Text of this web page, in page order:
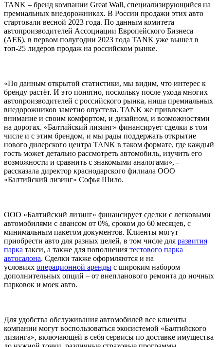
TANK – бренд компании Great Wall, специализирующийся на
премиальных внедорожниках. В России продажи этих авто
стартовали весной 2023 года. По данным комитета
автопроизводителей Ассоциации Европейского Бизнеса
(АЕБ), в первом полугодии 2023 года TANK уже вышел в
топ-25 лидеров продаж на российском рынке.
«По данным открытой статистики, мы видим, что интерес к
бренду растёт. И это понятно, поскольку после ухода многих
автопроизводителей с российского рынка, ниша премиальных
внедорожников заметно опустела. TANK же привлекает
внимание и своим комфортом, и дизайном, и возможностями
на дорогах. «Балтийский лизинг» финансирует сделки в том
числе и с этим брендом, и мы рады поддержать открытие
нового дилерского центра TANK в таком формате, где каждый
гость может детально рассмотреть автомобиль, изучить его
возможности и сравнить с знакомыми аналогами», -
рассказала директор краснодарского филиала ООО
«Балтийский лизинг» Софья Шило.
ООО «Балтийский лизинг» финансирует сделки с легковыми
автомобилями с авансом от 0%, сроком до 60 месяцев, с
минимальным пакетом документов. Клиенты могут
приобрести авто для разных целей, в том числе для развития
парка такси, а также для пополнения тестового парка
автосалона. Сделки также оформляются и на
условиях операционной аренды с широким набором
дополнительных опций – от внепланового ремонта до ночных
парковок и моек авто.
Для удобства обслуживания автомобилей все клиенты
компании могут воспользоваться экосистемой «Балтийского
лизинга», включающей в себя сервисы по доставке имущества